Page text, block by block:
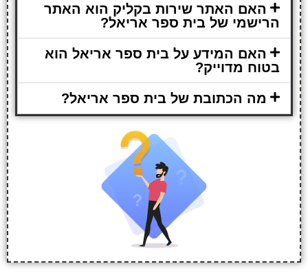
האם האתר שירות בקליק הוא האתר
הרישמי של בית ספר אריאל?
האם המידע על בית ספר אריאל הוא
בטוח מדוייק?
מה הכתובת של בית ספר אריאל?